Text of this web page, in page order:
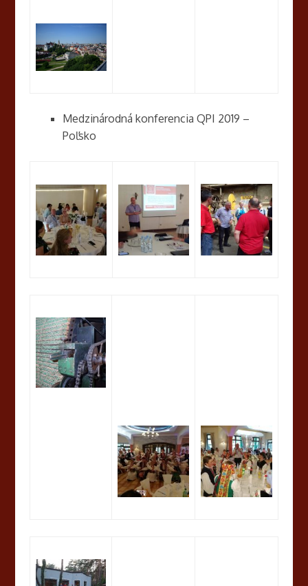
Medzinárodná konferencia QPI 2019 –
Poľsko